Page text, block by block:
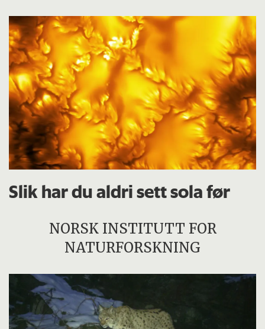
Slik har du aldri sett sola før
NORSK INSTITUTT FOR
NATURFORSKNING